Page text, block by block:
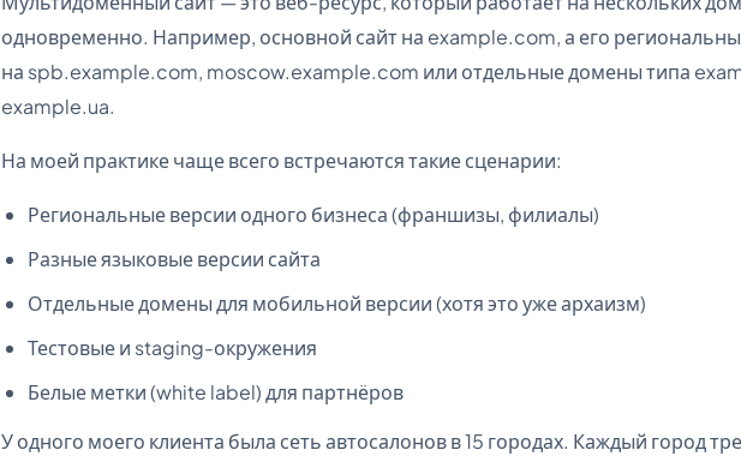
одновременно. Например, основной сайт на example.com, а его
на spb.example.com, moscow.example.com или отдельные домены типа
example.ua.
На моей практике чаще всего встречаются такие сценарии:
Региональные версии одного бизнеса (франшизы, филиалы)
Разные языковые версии сайта
Отдельные домены для мобильной версии (хотя это уже архаизм)
Тестовые и staging-окружения
Белые метки (white label) для партнёров
У одного моего клиента была сеть автосалонов в 15 городах. Каждый город